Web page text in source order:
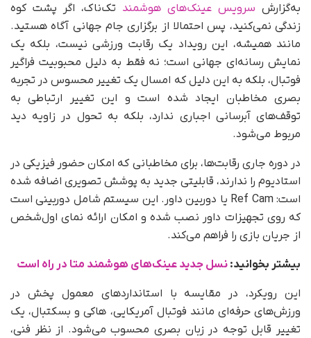
به‌گزارش سرویس عینک‌های هوشمند تک‌ناک، اگر پشت کوه
زندگی نمی‌کنید، پس احتمالا از برگزاری جام جهانی آگاه هستید.
مانند همیشه، این رویداد یک رقابت ورزشی نیست، بلکه یک
نمایش رسانه‌ای جهانی است؛ نه فقط به دلیل محبوبیت فراگیر
فوتبال، بلکه به این دلیل که امسال یک تغییر محسوس در تجربه
بصری مخاطبان ایجاد شده است و این تغییر ارتباطی به
توقف‌های آبرسانی اجباری ندارد، بلکه به تحول در زاویه دید
مربوط می‌شود.
در دوره جاری رقابت‌ها، برای مخاطبانی که امکان حضور فیزیکی در
استادیوم را ندارند، قابلیتی جدید به پوشش تصویری اضافه شده
است: Ref Cam یا دوربین داور. این سیستم شامل دوربینی است
که روی تجهیزات داور نصب شده و امکان ارائه نمای اول‌شخص
از جریان بازی را فراهم می‌کند.
بیشتر بخوانید: نسل جدید عینک‌های هوشمند متا در راه است
این رویکرد، در مقایسه با استانداردهای معمول پخش در
ورزش‌های حرفه‌ای مانند فوتبال آمریکایی، هاکی و بسکتبال، یک
تغییر قابل توجه در زبان بصری محسوب می‌شود. از نظر فنی،